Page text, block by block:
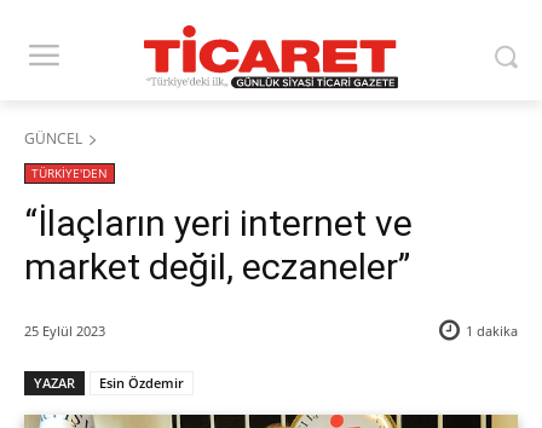
GÜNCEL
TÜRKİYE'DEN
“İlaçların yeri internet ve
market değil, eczaneler”
25 Eylül 2023 1 dakika
YAZAR Esin Özdemir